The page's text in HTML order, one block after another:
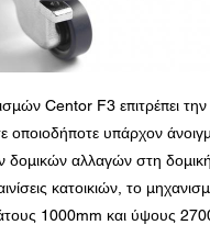
Centor F3 επιτρέπει
υπάρχον
δομικών αλλαγών στη
κατοικιών, το
1000mm και ύψους